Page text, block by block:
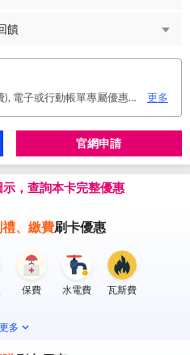
饋
次年年費：3000元(有條件免年費), 電子或行動帳單專屬優惠： 申請信用卡電子或行動對帳單且取消實體帳單，於電子/行動帳單申請期間，正、附卡皆享免年費之優惠。 年度消費減免辦法： 第2年起，以收取年費當年前12個月累計消費滿NT$150,000或不限金額消費12次，即免收次年年費。 年費：正卡NT$3,000、附卡NT$1,500，附卡6張(含)以內免年費。
更多
官網申請
，查詢本卡完整優惠
、繳費刷卡優惠
保費 水電費 瓦斯費
多